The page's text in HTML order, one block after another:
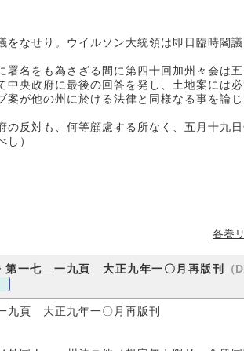
なせり。ウイルソン大統領は即日臨時閣
名をも為さざる間に第四十回加州々会は
央政府に最後の回答を発し、土地案には
が他の州に於ける法律と同様なる事を論
反対も、何等顧慮する所なく、五月十九
し）
各巻
第一七―一九頁 大正九年一〇月再版刊 （
九頁 大正九年一〇月再版刊